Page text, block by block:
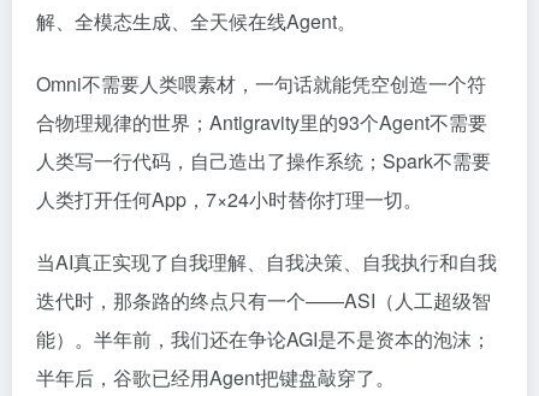
解、全模态生成、全天候在线Agent。
Omni不需要人类喂素材，一句话就能凭空创造一个符
合物理规律的世界；Antigravity里的93个Agent不需要
人类写一行代码，自己造出了操作系统；Spark不需要
人类打开任何App，7×24小时替你打理一切。
当AI真正实现了自我理解、自我决策、自我执行和自我
迭代时，那条路的终点只有一个——ASI（人工超级智
能）。半年前，我们还在争论AGI是不是资本的泡沫；
半年后，谷歌已经用Agent把键盘敲穿了。